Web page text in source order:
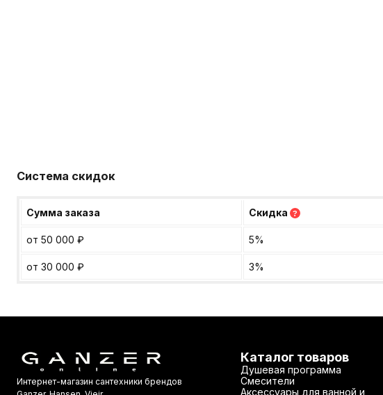
Система скидок
Сумма заказа Скидка ?
от 50 000 ₽ 5%
от 30 000 ₽ 3%
Интернет-магазин сантехники брендов
Каталог товаров
Душевая программа
Смесители
Аксессуары для ванной и